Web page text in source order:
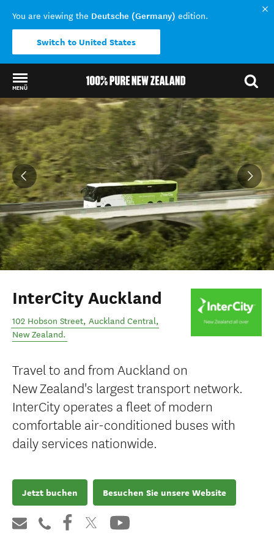
You are viewing the Deutsche (Germany) edition.
Switch to United States
MENÜ
Back to my results
InterCity Auckland
102 Hobson Street, Auckland Central,
New Zealand.
Travel to and from Auckland on
New Zealand's largest transport network.
InterCity operates a fleet of modern
comfortable air-conditioned buses with
daily services nationwide.
Jetzt buchen Besuchen Sie unsere Website